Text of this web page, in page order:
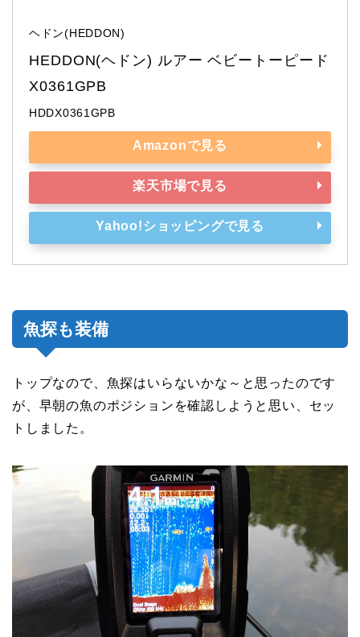
ヘドン(HEDDON)
HEDDON(ヘドン) ルアー ベビートーピード
X0361GPB
HDDX0361GPB
Amazonで見る
楽天市場で見る
Yahoo!ショッピングで見る
魚探も装備
トップなので、魚探はいらないかな～と思ったのです
が、早朝の魚のポジションを確認しようと思い、セッ
トしました。